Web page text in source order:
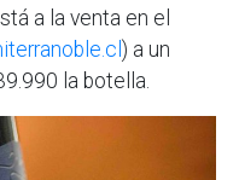
a la venta en el
) a un
la botella.